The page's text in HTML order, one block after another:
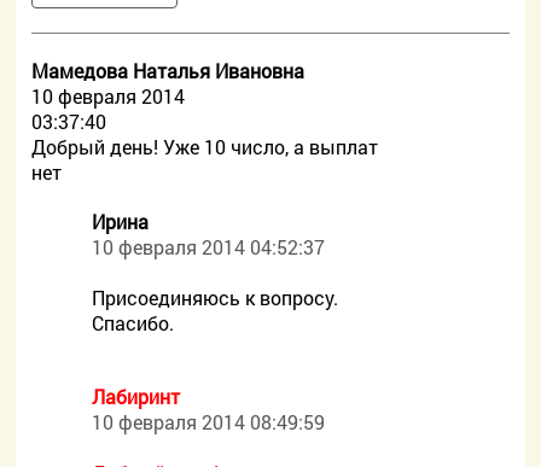
Мамедова Наталья Ивановна
10 февраля 2014
03:37:40
Добрый день! Уже 10 число, а выплат
нет
Ирина
10 февраля 2014 04:52:37
Присоединяюсь к вопросу.
Спасибо.
Лабиринт
10 февраля 2014 08:49:59